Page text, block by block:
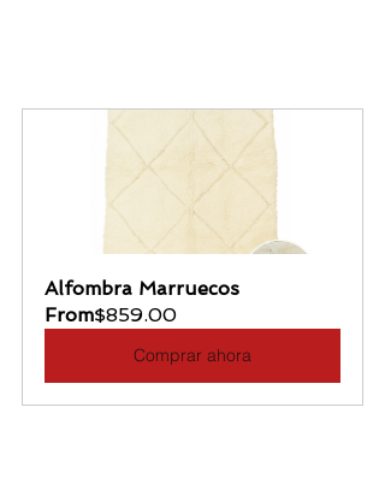
Alfombra Marruecos
From$859.00
Comprar ahora